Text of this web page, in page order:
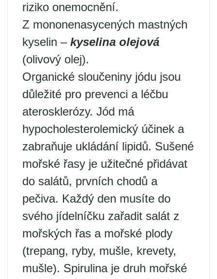
riziko onemocnění.
Z mononenasycených mastných
kyselin – kyselina olejová
(olivový olej).
Organické sloučeniny jódu jsou
důležité pro prevenci a léčbu
aterosklerózy. Jód má
hypocholesterolemický účinek a
zabraňuje ukládání lipidů. Sušené
mořské řasy je užitečné přidávat
do salátů, prvních chodů a
pečiva. Každý den musíte do
svého jídelníčku zařadit salát z
mořských řas a mořské plody
(trepang, ryby, mušle, krevety,
mušle). Spirulina je druh mořské